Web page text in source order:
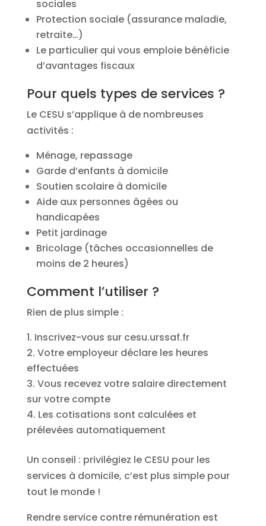
sociales
Protection sociale (assurance maladie,
retraite…)
Le particulier qui vous emploie bénéficie
d’avantages fiscaux
Pour quels types de services ?
Le CESU s’applique à de nombreuses
activités :
Ménage, repassage
Garde d’enfants à domicile
Soutien scolaire à domicile
Aide aux personnes âgées ou
handicapées
Petit jardinage
Bricolage (tâches occasionnelles de
moins de 2 heures)
Comment l’utiliser ?
Rien de plus simple :
Inscrivez-vous sur cesu.urssaf.fr
Votre employeur déclare les heures
effectuées
Vous recevez votre salaire directement
sur votre compte
Les cotisations sont calculées et
prélevées automatiquement
Un conseil : privilégiez le CESU pour les
services à domicile, c’est plus simple pour
tout le monde !
Rendre service contre rémunération est